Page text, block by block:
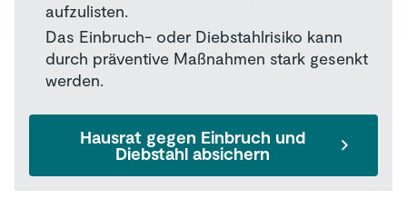
aufzulisten.
Das Einbruch- oder Diebstahlrisiko kann
durch präventive Maßnahmen stark gesenkt
werden.
Hausrat gegen Einbruch und
Diebstahl absichern